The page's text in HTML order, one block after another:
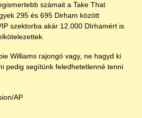
számait a Take That
295 és 695 Dirham között
szektorba akár 12.000 DIrhamért is
Williams rajongó vagy, ne hagyd ki
pedig segítünk feledhetetlenné tenni
AP